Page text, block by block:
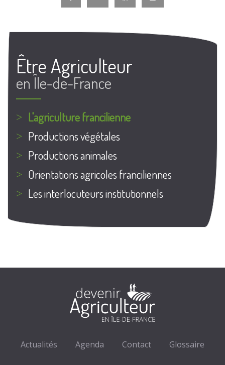
Être Agriculteur
en Île-de-France
L'agriculture francilienne
Productions végétales
Productions animales
Orientations agricoles franciliennes
Les interlocuteurs institutionnels
Actualités Agenda Contact Glossaire